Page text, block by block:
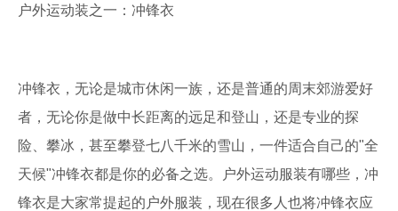
户外运动装之一：冲锋衣
冲锋衣，无论是城市休闲一族，还是普通的周末郊游爱好
者，无论你是做中长距离的远足和登山，还是专业的探
险、攀冰，甚至攀登七八千米的雪山，一件适合自己的"全
天候"冲锋衣都是你的必备之选。户外运动服装有哪些，冲
锋衣是大家常提起的户外服装，现在很多人也将冲锋衣应